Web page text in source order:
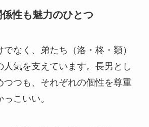
性も魅力のひとつ
なく、弟たち（洛・柊・類）
人気を支えています。長男とし
つつも、それぞれの個性を尊重
こいい。